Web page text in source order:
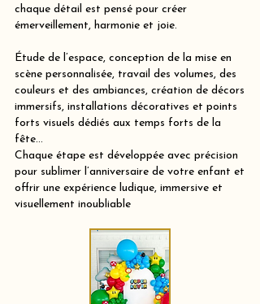
chaque détail est pensé pour créer
émerveillement, harmonie et joie.
Étude de l’espace, conception de la mise en
scène personnalisée, travail des volumes, des
couleurs et des ambiances, création de décors
immersifs, installations décoratives et points
forts visuels dédiés aux temps forts de la
fête…
Chaque étape est développée avec précision
pour sublimer l’anniversaire de votre enfant et
offrir une expérience ludique, immersive et
visuellement inoubliable